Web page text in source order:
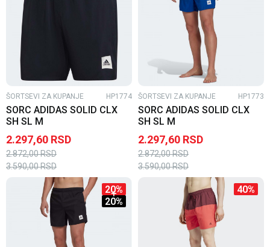
ŠORTSEVI ZA KUPANJE HP1774
SORC ADIDAS SOLID CLX
SH SL M
2.297,60 RSD
2.872,00RSD
3.590,00RSD
ŠORTSEVI ZA KUPANJE HP1773
SORC ADIDAS SOLID CLX
SH SL M
2.297,60 RSD
2.872,00RSD
3.590,00RSD
20%
20%
40%